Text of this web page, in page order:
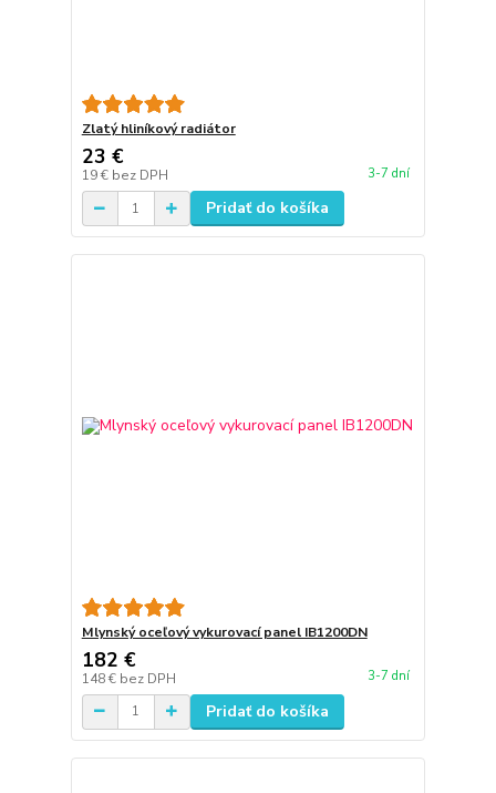
Zlatý hliníkový radiátor
23 €
19 € bez DPH 3-7 dní
Pridať do košíka
Mlynský oceľový vykurovací panel IB1200DN
182 €
148 € bez DPH 3-7 dní
Pridať do košíka